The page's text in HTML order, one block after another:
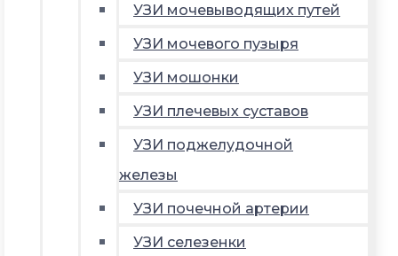
УЗИ мочевыводящих путей
УЗИ мочевого пузыря
УЗИ мошонки
УЗИ плечевых суставов
УЗИ поджелудочной
железы
УЗИ почечной артерии
УЗИ селезенки